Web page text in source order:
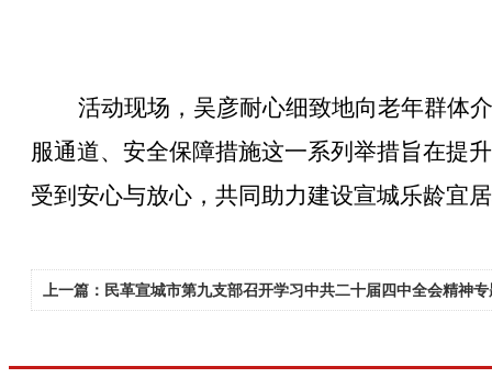
活动现场， 吴彦耐心细致地向老年群体
服通道、安全保障措施这一系列举措旨在提
受到安心与放心，共同助力建设宣城乐龄宜
上一篇：民革宣城市第九支部召开学习中共二十届四中全会精神